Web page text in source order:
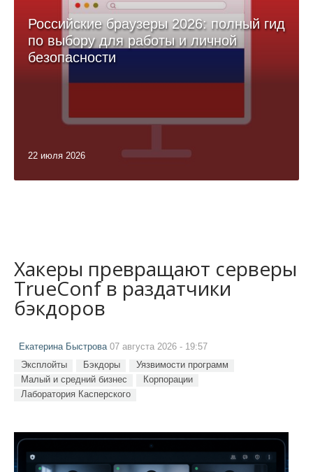
Российские браузеры 2026: полный гид
по выбору для работы и личной
безопасности
22 июля 2026
Хакеры превращают серверы
TrueConf в раздатчики
бэкдоров
Екатерина Быстрова07 августа 2026 - 19:57
Эксплойты Бэкдоры
Уязвимости программ
Малый и средний бизнес
Корпорации
Лаборатория Касперского